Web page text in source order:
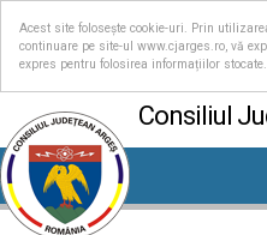
Acest site folosește cookie-uri. Prin
continuare pe site-ul www.cjarges.ro, vă
expres pentru folosirea informațiilor stocate.
Consiliul